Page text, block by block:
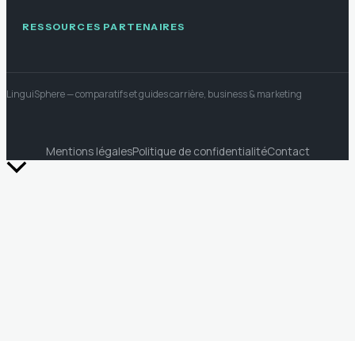
RESSOURCES PARTENAIRES
LinguiSphere— comparatifs et guides carrière, business & marketing
Mentions légalesPolitique de confidentialitéContact